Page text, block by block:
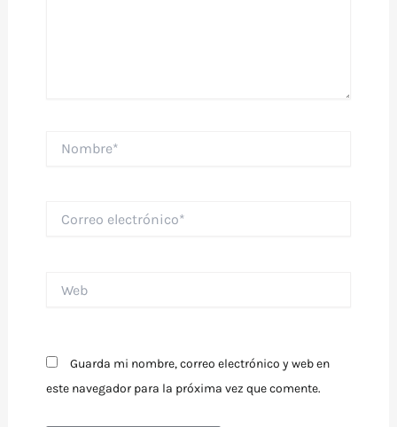
electrónico*
Guarda mi nombre, correo electrónico y web en
este navegador para la próxima vez que comente.